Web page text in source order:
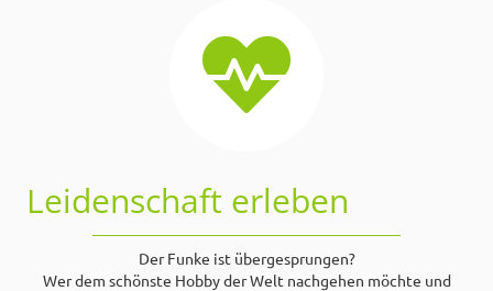
Leidenschaft erleben
Der Funke ist übergesprungen?
Wer dem schönste Hobby der Welt nachgehen möchte und